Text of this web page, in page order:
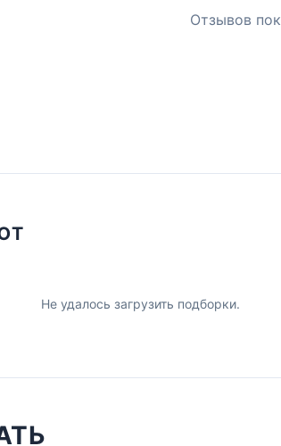
Отзывов
Не удалось загрузить подборки.